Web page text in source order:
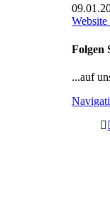
Website
Folgen
...auf